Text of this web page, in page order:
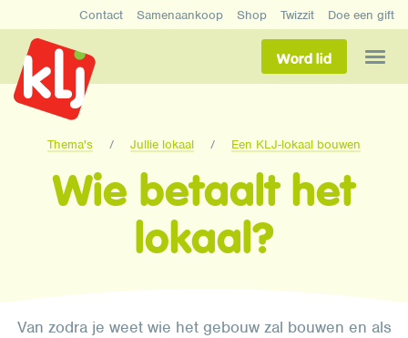
Contact Samenaankoop Shop Twizzit Doe een gift
Word lid
Thema's Jullie lokaal Een KLJ-lokaal bouwen
Wie betaalt het
lokaal?
Van zodra je weet wie het gebouw zal bouwen en als